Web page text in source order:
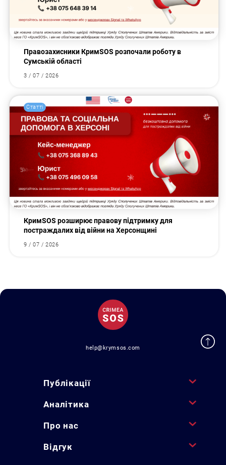
Правозахисники КримSOS розпочали роботу в
Сумській області
3 / 07 / 2026
Статті
КримSOS розширює правову підтримку для
постраждалих від війни на Херсонщині
9 / 07 / 2026
help@krymsos.com
Публікації
Аналітика
Про нас
Відгук